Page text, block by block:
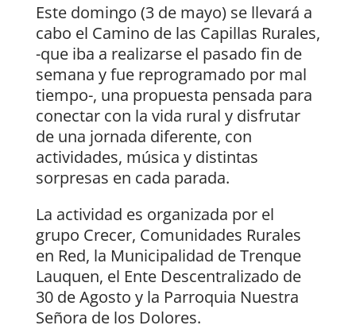
Este domingo (3 de mayo) se llevará a
cabo el Camino de las Capillas Rurales,
-que iba a realizarse el pasado fin de
semana y fue reprogramado por mal
tiempo-, una propuesta pensada para
conectar con la vida rural y disfrutar
de una jornada diferente, con
actividades, música y distintas
sorpresas en cada parada.
La actividad es organizada por el
grupo Crecer, Comunidades Rurales
en Red, la Municipalidad de Trenque
Lauquen, el Ente Descentralizado de
30 de Agosto y la Parroquia Nuestra
Señora de los Dolores.